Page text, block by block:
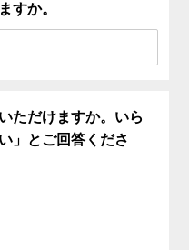
すか。
ただけますか。いら
」とご回答くださ